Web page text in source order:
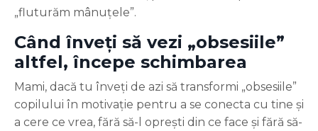
„fluturăm mânuțele”.
Când înveți să vezi „obsesiile”
altfel, începe schimbarea
Mami, dacă tu înveți de azi să transformi „obsesiile”
copilului în motivație pentru a se conecta cu tine și
a cere ce vrea, fără să-l oprești din ce face și fără să-